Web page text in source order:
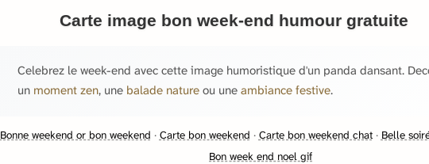
Carte image bon week-end humour gratuite
Celebrez le week-end avec cette image humoristique d'un panda dansant.
un moment zen, une balade nature ou une ambiance festive.
Bonne weekend or bon weekend · Carte bon weekend · Carte bon weekend chat· Belle
Bon week end noel gif